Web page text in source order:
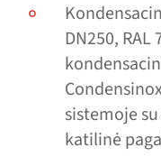
DN250,
sistemoje
katilinė